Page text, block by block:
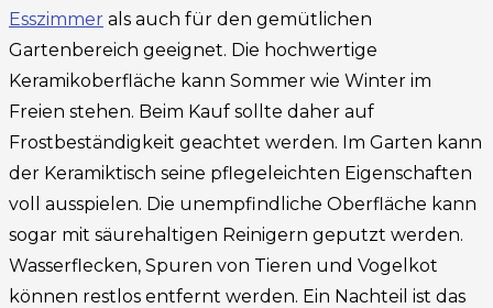
Esszimmer als auch für den gemütlichen
Gartenbereich geeignet. Die hochwertige
Keramikoberfläche kann Sommer wie Winter im
Freien stehen. Beim Kauf sollte daher auf
Frostbeständigkeit geachtet werden. Im Garten kann
der Keramiktisch seine pflegeleichten Eigenschaften
voll ausspielen. Die unempfindliche Oberfläche kann
sogar mit säurehaltigen Reinigern geputzt werden.
Wasserflecken, Spuren von Tieren und Vogelkot
können restlos entfernt werden. Ein Nachteil ist das